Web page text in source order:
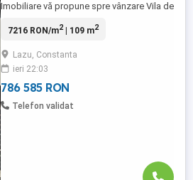
Imobiliare vă propune spre vânzare Vila de
duplex compus din doua unitati collective,
dezvoltare, cu acces rapid și facil la
drumul național și autostradă ,avand o
suprafata de teren de 210 mp, ...
7216 RON/m2| 109 m2
Lazu, Constanta
ieri 22:03
786 585 RON
Telefon validat